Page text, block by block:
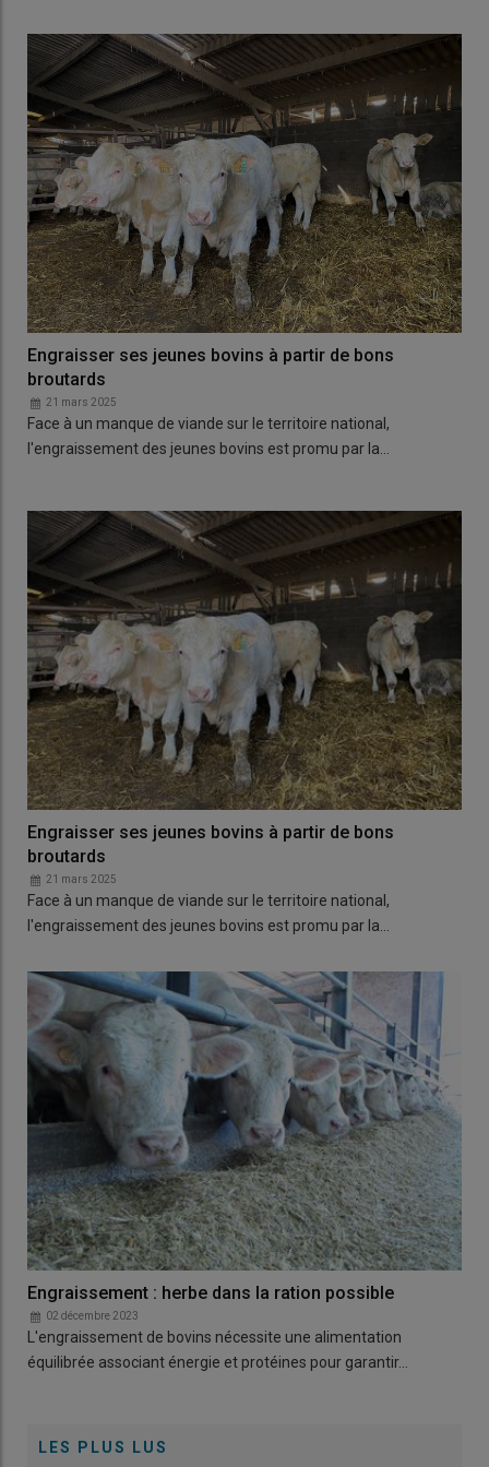
Engraisser ses jeunes bovins à partir de bons
broutards
21 mars 2025
Face à un manque de viande sur le territoire national,
l'engraissement des jeunes bovins est promu par la…
Engraisser ses jeunes bovins à partir de bons
broutards
21 mars 2025
Face à un manque de viande sur le territoire national,
l'engraissement des jeunes bovins est promu par la…
Engraissement : herbe dans la ration possible
02 décembre 2023
L'engraissement de bovins nécessite une alimentation
équilibrée associant énergie et protéines pour garantir…
LES PLUS LUS